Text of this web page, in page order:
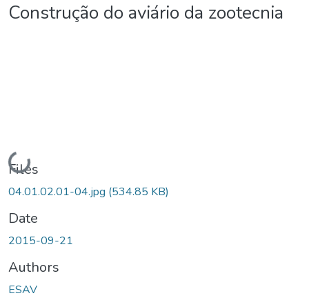
Construção do aviário da zootecnia
Loading...
Files
04.01.02.01-04.jpg (534.85 KB)
Date
2015-09-21
Authors
ESAV